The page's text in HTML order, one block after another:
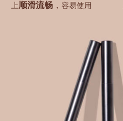
上顺滑流畅 ，容易使用